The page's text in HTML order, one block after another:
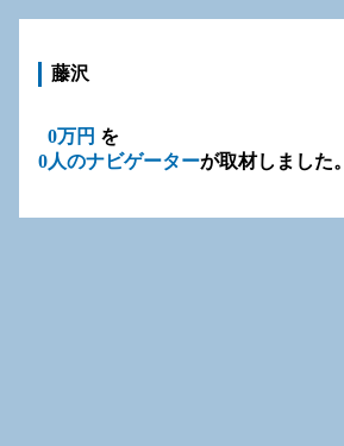
藤沢
0万円 を
0人のナビゲーターが取材しました。